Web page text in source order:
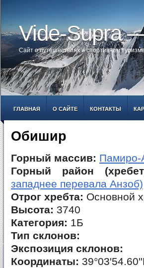
Vide-Supra
Сайт о путешествиях и спортивном
ГЛАВНАЯ О САЙТЕ КОНТАКТЫ
Обишир
Горный массив: Памиро-
Горный район
западнее перевала Анзоб)
Отрог хребта: Основной
Высота: 3740
Категория: 1Б
Тип склонов:
Экспозиция склонов:
Координаты: